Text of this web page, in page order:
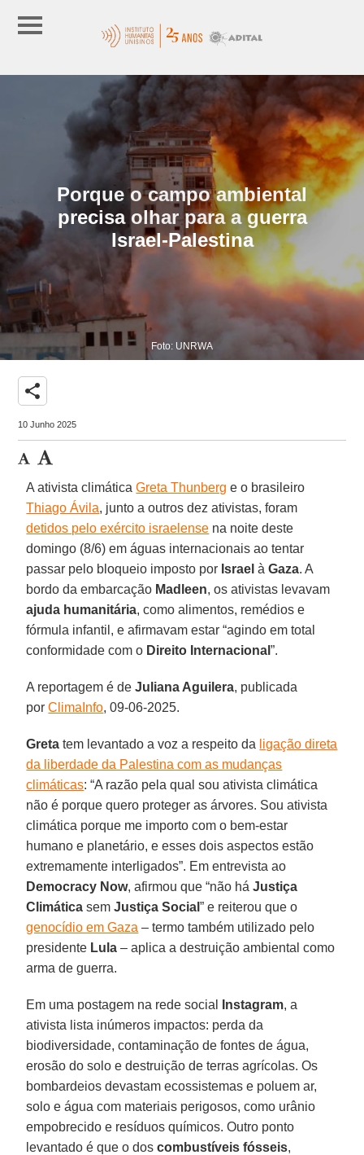
Porque o campo ambiental
precisa olhar para a guerra
Israel-Palestina
Foto: UNRWA
share
10 Junho 2025
A ativista climáticaGreta Thunberg e o brasileiro
Thiago Ávila, junto a outros dez ativistas, foram
detidos pelo exército israelense na noite deste
domingo (8/6) em águas internacionais ao tentar
passar pelo bloqueio imposto por Israel àGaza. A
bordo da embarcação Madleen, os ativistas levavam
ajuda humanitária, como alimentos, remédios e
fórmula infantil, e afirmavam estar “agindo em total
conformidade com o Direito Internacional”.
A reportagem é deJuliana Aguilera, publicada
porClimaInfo, 09-06-2025.
Greta tem levantado a voz a respeito da ligação direta
da liberdade da Palestina com as mudanças
climáticas: “A razão pela qual sou ativista climática
não é porque quero proteger as árvores. Sou ativista
climática porque me importo com o bem-estar
humano e planetário, e esses dois aspectos estão
extremamente interligados”. Em entrevista ao
Democracy Now, afirmou que “não háJustiça
Climática semJustiça Social” e reiterou que o
genocídio em Gaza – termo também utilizado pelo
presidente Lula – aplica a destruição ambiental como
arma de guerra.
Em uma postagem na rede social Instagram, a
ativista lista inúmeros impactos: perda da
biodiversidade, contaminação de fontes de água,
erosão do solo e destruição de terras agrícolas. Os
bombardeios devastam ecossistemas e poluem ar,
solo e água com materiais perigosos, como urânio
empobrecido e resíduos químicos. Outro ponto
levantado é que o doscombustíveis fósseis,